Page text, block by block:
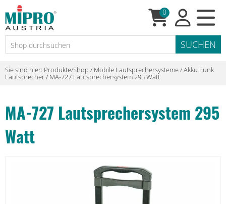
0
Sie sind hier: Produkte/Shop / Mobile Lautsprechersysteme/Akku Funk
Lautsprecher/ MA-727 Lautsprechersystem 295 Watt
MA-727 Lautsprechersystem 295
Watt